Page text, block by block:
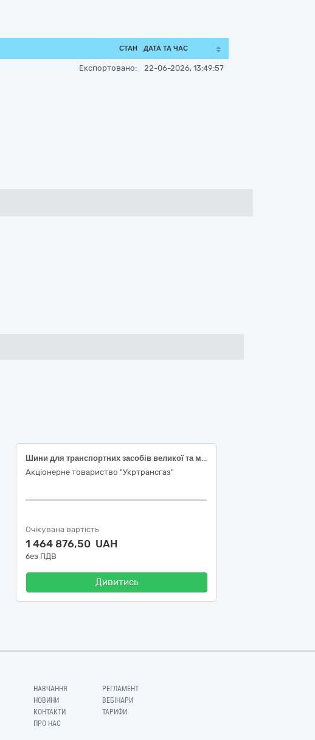
СТАН ДАТА ТА ЧАС
Експортовано: 22-06-2026, 13:49:57
Шини для транспортних засобів великої та малої тоннажності (Шини підвищеної прохідності, для сільськогосподарської та спецтехніки)
Акціонерне товариство "Укртрансгаз"
Очікувана вартість
1 464 876,50 UAH
без ПДВ
Дивитись
НАВЧАННЯ
НОВИНИ
КОНТАКТИ
ПРО НАС
РЕГЛАМЕНТ
ВЕБІНАРИ
ТАРИФИ